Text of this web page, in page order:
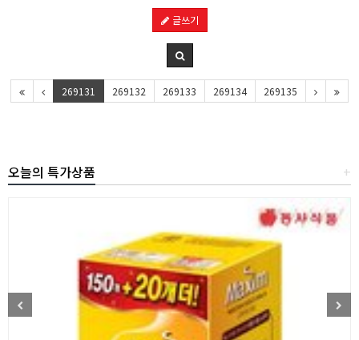
글쓰기
269131 269132 269133 269134 269135
+
오늘의 특가상품